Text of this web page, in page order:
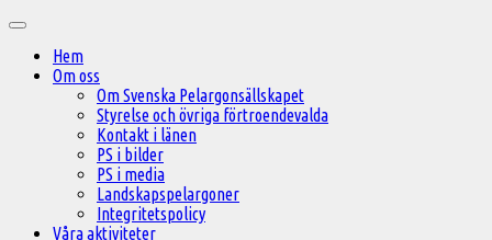
innehåll
Huvudmeny
Hem
Om oss
Om Svenska Pelargonsällskapet
Styrelse och övriga förtroendevalda
Kontakt i länen
PS i bilder
PS i media
Landskapspelargoner
Integritetspolicy
Våra aktiviteter